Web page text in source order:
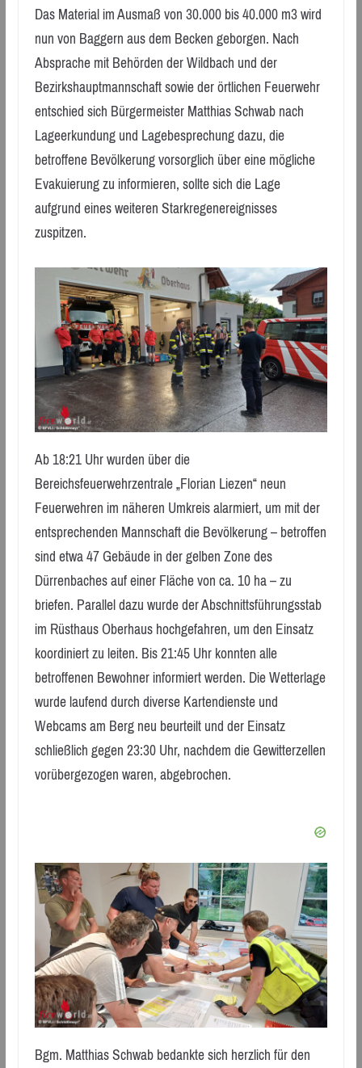
Das Material im Ausmaß von 30.000 bis 40.000 m3 wird
nun von Baggern aus dem Becken geborgen. Nach
Absprache mit Behörden der Wildbach und der
Bezirkshauptmannschaft sowie der örtlichen Feuerwehr
entschied sich Bürgermeister Matthias Schwab nach
Lageerkundung und Lagebesprechung dazu, die
betroffene Bevölkerung vorsorglich über eine mögliche
Evakuierung zu informieren, sollte sich die Lage
aufgrund eines weiteren Starkregenereignisses
zuspitzen.
Ab 18:21 Uhr wurden über die
Bereichsfeuerwehrzentrale „Florian Liezen“ neun
Feuerwehren im näheren Umkreis alarmiert, um mit der
entsprechenden Mannschaft die Bevölkerung – betroffen
sind etwa 47 Gebäude in der gelben Zone des
Dürrenbaches auf einer Fläche von ca. 10 ha – zu
briefen. Parallel dazu wurde der Abschnittsführungsstab
im Rüsthaus Oberhaus hochgefahren, um den Einsatz
koordiniert zu leiten. Bis 21:45 Uhr konnten alle
betroffenen Bewohner informiert werden. Die Wetterlage
wurde laufend durch diverse Kartendienste und
Webcams am Berg neu beurteilt und der Einsatz
schließlich gegen 23:30 Uhr, nachdem die Gewitterzellen
vorübergezogen waren, abgebrochen.
Bgm. Matthias Schwab bedankte sich herzlich für den